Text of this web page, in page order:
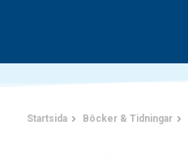
Startsida Böcker & Tidningar